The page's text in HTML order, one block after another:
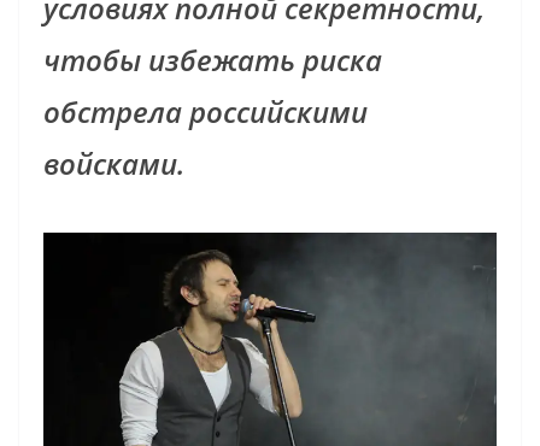
условиях полной секретности,
чтобы избежать риска
обстрела российскими
войсками.